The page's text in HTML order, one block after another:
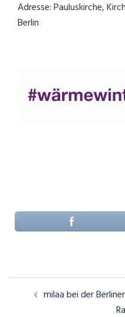
Adresse: Pauluskirche,
Berlin
milaa bei der